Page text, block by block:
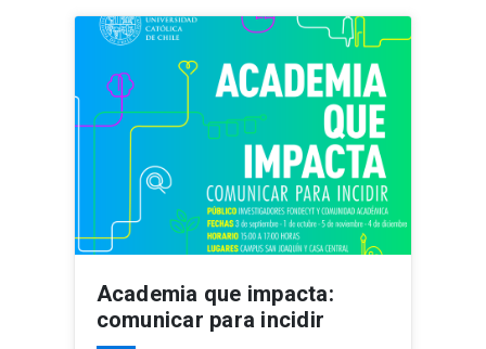
Academia que impacta:
comunicar para incidir